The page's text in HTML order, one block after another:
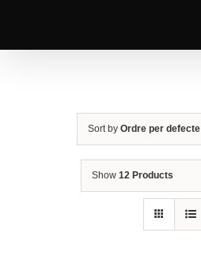
Sort by Ordre per defecte
Show 12 Products